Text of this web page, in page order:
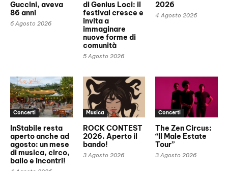
Guccini, aveva
86 anni
6 Agosto 2026
di Genius Loci: il
festival cresce e
invita a
immaginare
nuove forme di
comunità
5 Agosto 2026
2026
4 Agosto 2026
Concerti
InStabile resta
aperto anche ad
agosto: un mese
di musica, circo,
ballo e incontri!
Musica
ROCK CONTEST
2026. Aperto il
bando!
3 Agosto 2026
Concerti
The Zen Circus:
“Il Male Estate
Tour”
3 Agosto 2026